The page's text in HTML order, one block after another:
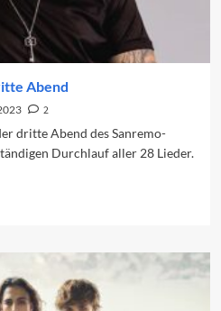
Abend
2
dritte Abend des Sanremo-
Durchlauf aller 28 Lieder.